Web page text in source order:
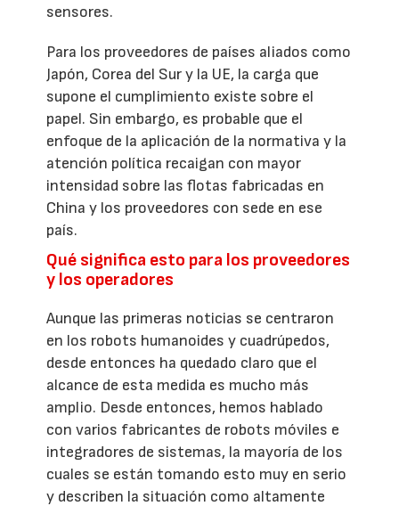
sensores.
Para los proveedores de países aliados como
Japón, Corea del Sur y la UE, la carga que
supone el cumplimiento existe sobre el
papel. Sin embargo, es probable que el
enfoque de la aplicación de la normativa y la
atención política recaigan con mayor
intensidad sobre las flotas fabricadas en
China y los proveedores con sede en ese
país.
Qué significa esto para los proveedores
y los operadores
Aunque las primeras noticias se centraron
en los robots humanoides y cuadrúpedos,
desde entonces ha quedado claro que el
alcance de esta medida es mucho más
amplio. Desde entonces, hemos hablado
con varios fabricantes de robots móviles e
integradores de sistemas, la mayoría de los
cuales se están tomando esto muy en serio
y describen la situación como altamente